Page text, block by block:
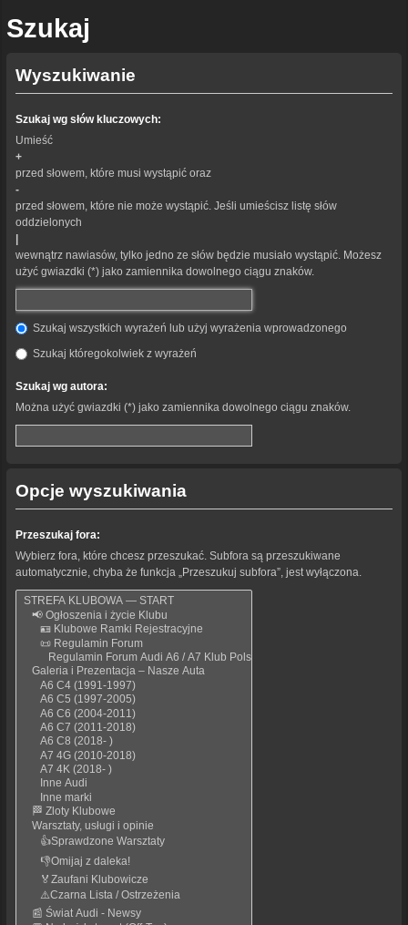
Szukaj
Wyszukiwanie
Szukaj wg słów kluczowych:
Umieść
+
przed słowem, które musi wystąpić oraz
-
przed słowem, które nie może wystąpić. Jeśli umieścisz listę słów
oddzielonych
wewnątrz nawiasów, tylko jedno ze słów będzie musiało wystąpić. Możesz
użyć gwiazdki (*) jako zamiennika dowolnego ciągu znaków.
Szukaj wszystkich wyrażeń lub użyj wyrażenia wprowadzonego
Szukaj któregokolwiek z wyrażeń
Szukaj wg autora:
Można użyć gwiazdki (*) jako zamiennika dowolnego ciągu znaków.
Opcje wyszukiwania
Przeszukaj fora:
Wybierz fora, które chcesz przeszukać. Subfora są przeszukiwane
automatycznie, chyba że funkcja „Przeszukuj subfora”, jest wyłączona.